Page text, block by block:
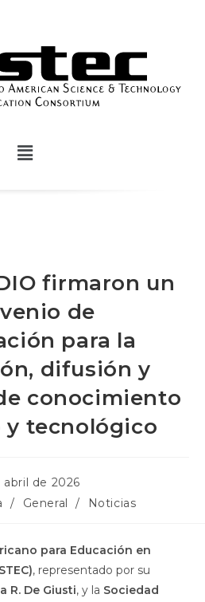
firmaron un
de
para la
difusión y
conocimiento
tecnológico
abril de 2026
/ General / Noticias
para Educación en
, representado por su
R. De Giusti, y la Sociedad